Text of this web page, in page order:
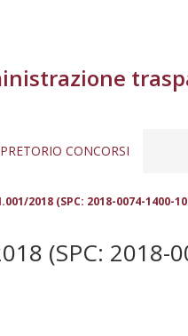
CONCORSI
2018 (SPC: 2018-0074-1400-
(SPC: 2018-